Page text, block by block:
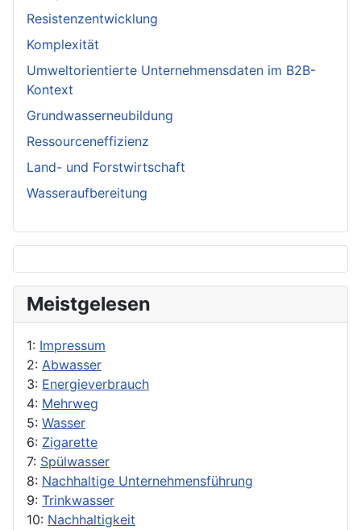
Resistenzentwicklung
Komplexität
Umweltorientierte Unternehmensdaten im B2B-
Kontext
Grundwasserneubildung
Ressourceneffizienz
Land- und Forstwirtschaft
Wasseraufbereitung
Meistgelesen
1: Impressum
2: Abwasser
3: Energieverbrauch
4: Mehrweg
5: Wasser
6: Zigarette
7: Spülwasser
8: Nachhaltige Unternehmensführung
9: Trinkwasser
10: Nachhaltigkeit